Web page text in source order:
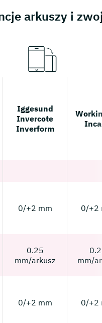
arkuszy i
Iggesund
Invercote
Inverform
0/+2 mm 0/+2
0.25
mm/arkusz
mm/
0/+2 mm 0/+2